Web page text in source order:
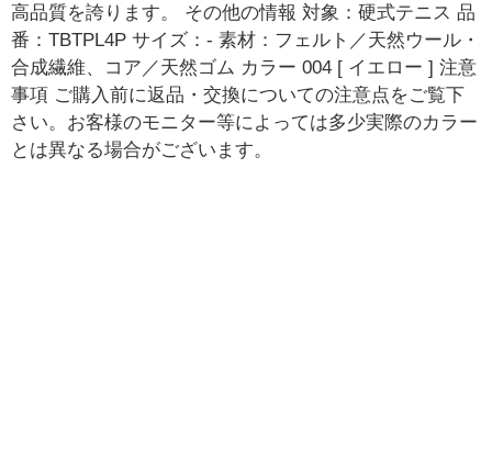
高品質を誇ります。 その他の情報 対象：硬式テニス 品
番：TBTPL4P サイズ：- 素材：フェルト／天然ウール・
合成繊維、コア／天然ゴム カラー 004 [ イエロー ] 注意
事項 ご購入前に返品・交換についての注意点をご覧下
さい。お客様のモニター等によっては多少実際のカラー
とは異なる場合がございます。